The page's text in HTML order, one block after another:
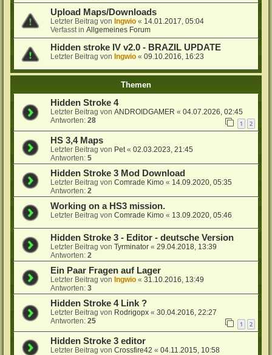
Upload Maps/Downloads
Letzter Beitrag von Ingwio « 14.01.2017, 05:04
Verfasst inAllgemeines Forum
Hidden stroke IV v2.0 - BRAZIL UPDATE
Letzter Beitrag von Ingwio «09.10.2016, 16:23
Themen
Hidden Stroke 4
Letzter Beitrag vonANDROIDGAMER «04.07.2026, 02:45
Antworten:28 1 2
HS 3,4 Maps
Letzter Beitrag von Pet«02.03.2023, 21:45
Antworten:5
Hidden Stroke 3 Mod Download
Letzter Beitrag vonComrade Kimo « 14.09.2020, 05:35
Antworten:2
Working on a HS3 mission.
Letzter Beitrag vonComrade Kimo « 13.09.2020, 05:46
Hidden Stroke 3 - Editor - deutsche Version
Letzter Beitrag vonTyrminator «29.04.2018, 13:39
Antworten:2
Ein Paar Fragen auf Lager
Letzter Beitrag von Ingwio «31.10.2016, 13:49
Antworten:3
Hidden Stroke 4 Link ?
Letzter Beitrag von Rodrigopx «30.04.2016, 22:27
Antworten:25 1 2
Hidden Stroke 3 editor
Letzter Beitrag vonCrossfire42 «04.11.2015, 10:58